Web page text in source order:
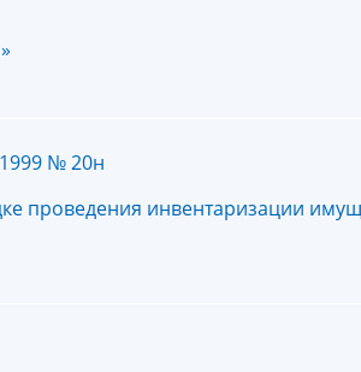
№ 20н
проведения инвентаризации